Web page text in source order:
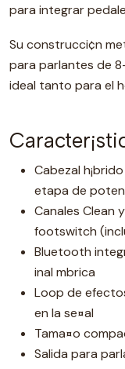
para integrar
Su construcci¢n
para parlantes de
ideal tanto para el
Cabezal
etapa de
Canales Clean
footswitch
Bluetooth
inal mbrica
Loop de
en la se¤al
Tama¤o
Salida para